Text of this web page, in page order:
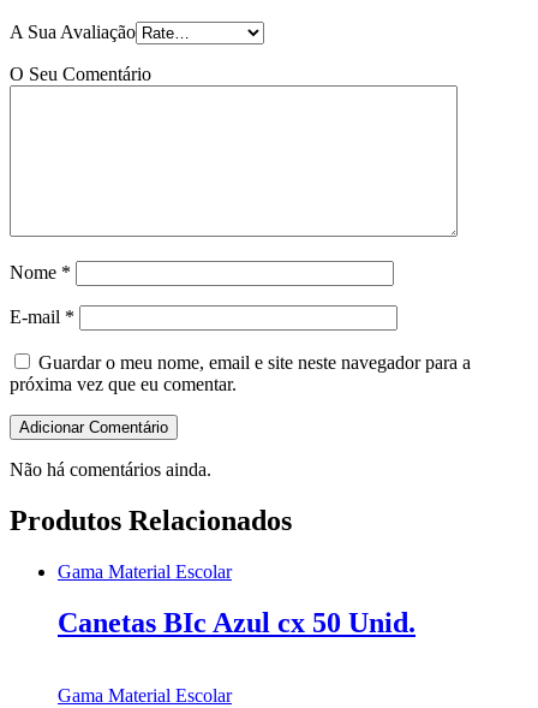
A Sua Avaliação
O Seu Comentário
Nome *
E-mail *
Guardar o meu nome, email e site neste navegador para a
próxima vez que eu comentar.
Não há comentários ainda.
Produtos Relacionados
Gama Material Escolar
Canetas BIc Azul cx 50 Unid.
Gama Material Escolar